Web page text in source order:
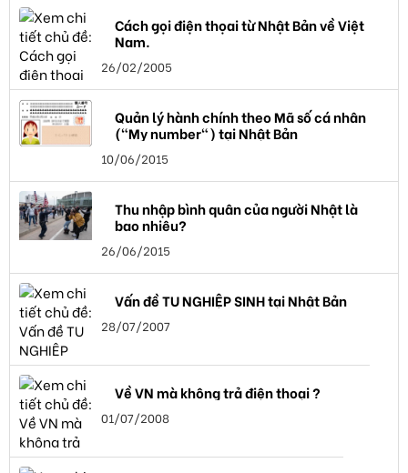
Cách gọi điện thọai từ Nhật Bản về Việt
Nam.
26/02/2005
Quản lý hành chính theo Mã số cá nhân
("My number") tại Nhật Bản
10/06/2015
Thu nhập bình quân của người Nhật là
bao nhiêu?
26/06/2015
Vấn đề TU NGHIỆP SINH tại Nhật Bản
28/07/2007
Về VN mà không trả điện thoại ?
01/07/2008